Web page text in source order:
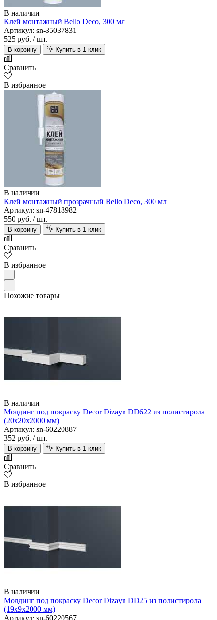
В наличии
Клей монтажный Bello Deco, 300 мл
Артикул: sn-35037831
525 руб. / шт.
В корзину Купить в 1 клик
Сравнить
В избранное
В наличии
Клей монтажный прозрачный Bello Deco, 300 мл
Артикул: sn-47818982
550 руб. / шт.
В корзину Купить в 1 клик
Сравнить
В избранное
Похожие товары
В наличии
Молдинг под покраску Decor Dizayn DD622 из полистирола
(20х20х2000 мм)
Артикул: sn-60220887
352 руб. / шт.
В корзину Купить в 1 клик
Сравнить
В избранное
В наличии
Молдинг под покраску Decor Dizayn DD25 из полистирола
(19х9х2000 мм)
Артикул: sn-60220567